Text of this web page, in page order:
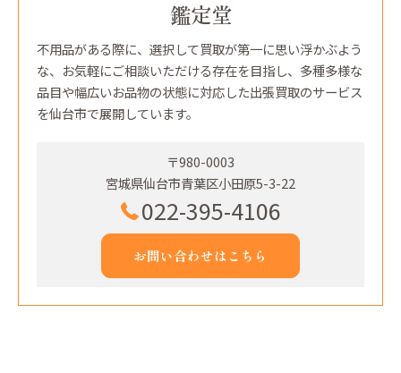
鑑定堂
不用品がある際に、選択して買取が第一に思い浮かぶよう
な、お気軽にご相談いただける存在を目指し、多種多様な
品目や幅広いお品物の状態に対応した出張買取のサービス
を仙台市で展開しています。
〒980-0003
宮城県仙台市青葉区小田原5-3-22
022-395-4106
お問い合わせはこちら